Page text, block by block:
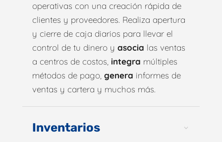
operativas con una creación rápida de
clientes y proveedores. Realiza apertura
y cierre de caja diarios para llevar el
control de tu dinero y asocia las ventas
a centros de costos, integra múltiples
métodos de pago, genera informes de
ventas y cartera y muchos más.
Inventarios